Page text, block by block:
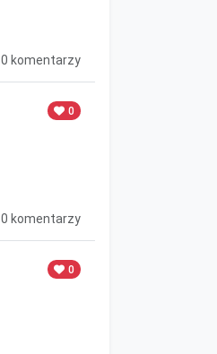
0 komentarzy
0
0 komentarzy
0